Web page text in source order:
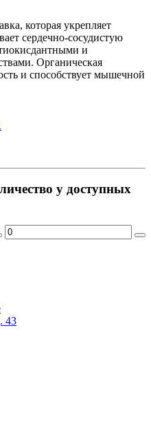
которая укрепляет
сердечно-сосудистую
и
Органическая
и способствует мышечной
у доступных
43